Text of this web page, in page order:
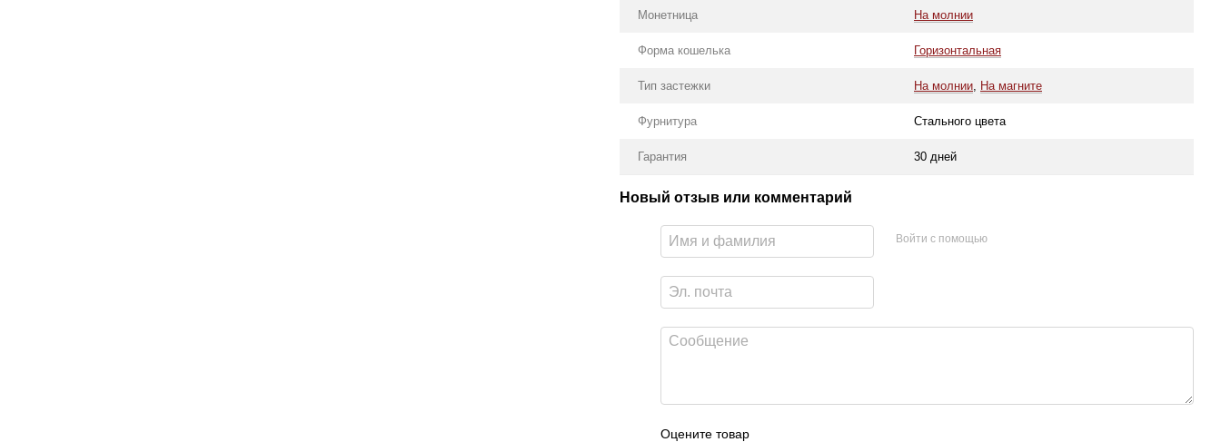
Монетница На молнии
Форма кошелька Горизонтальная
Тип застежки На молнии, На магните
Фурнитура Стального цвета
Гарантия 30 дней
Новый отзыв или комментарий
Войти с помощью
Оцените товар